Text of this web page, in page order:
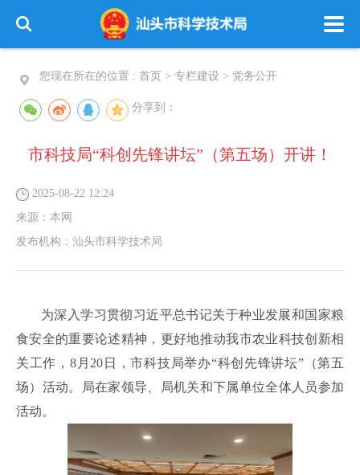
您现在所在的位置 : 首页 > 专栏建设 > 党务公开
分享到：
市科技局“科创先锋讲坛”（第五场）开讲！
2025-08-22 12:24
来源： 本网
发布机构： 汕头市科学技术局
为深入学习贯彻习近平总书记关于种业发展和国家粮
食安全的重要论述精神，更好地推动我市农业科技创新相
关工作，8月20日，市科技局举办“科创先锋讲坛”（第五
场）活动。局在家领导、局机关和下属单位全体人员参加
活动。